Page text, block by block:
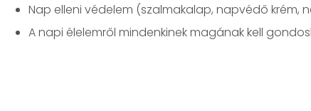
Nap elleni védelem (szalmakalap, napvédő krém,
A napi élelemről mindenkinek magának kell